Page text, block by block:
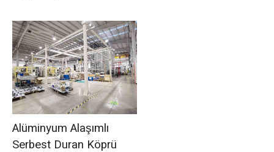
Alüminyum Alaşımlı
Serbest Duran Köprü